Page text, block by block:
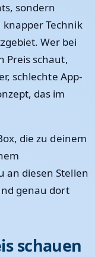
sondern
Technik
Wer bei
Preis schaut,
schlechte App-
das im
die zu deinem
an diesen Stellen
genau dort
schauen